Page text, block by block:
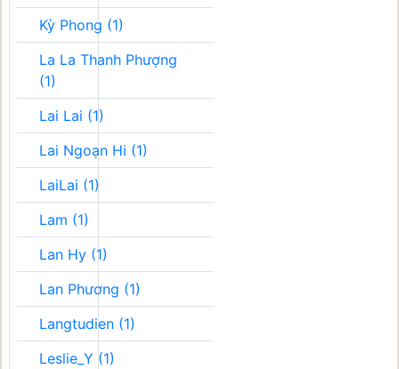
Kỳ Phong (1)
La La Thanh Phượng
(1)
Lai Lai (1)
Lai Ngoạn Hi (1)
LaiLai (1)
Lam (1)
Lan Hy (1)
Lan Phương (1)
Langtudien (1)
Leslie_Y (1)